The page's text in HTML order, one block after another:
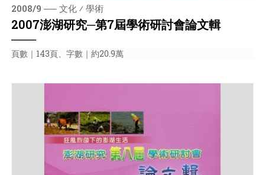
2008/9 ── 文化 ⁄ 學術
2007澎湖研究─第7屆學術研討會論文輯
───
頁數｜143頁、字數｜約20.9萬